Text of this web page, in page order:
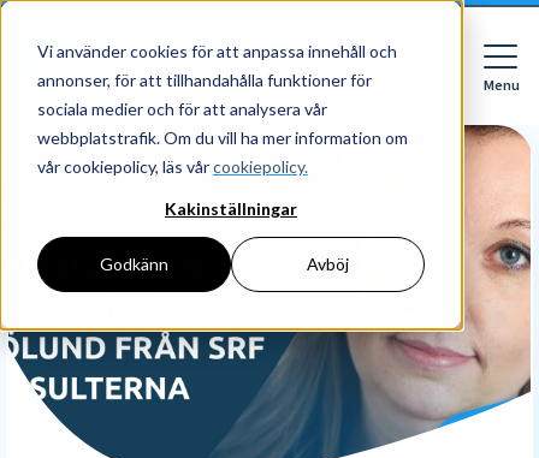
Vi använder cookies för att anpassa innehåll och
annonser, för att tillhandahålla funktioner för
sociala medier och för att analysera vår
webbplatstrafik. Om du vill ha mer information om
vår cookiepolicy, läs vårcookiepolicy.
Kakinställningar
Godkänn Avböj
Menu
Close
För vem
Företag
Redovisningsbyrå
Läs mer
Funktioner
Digital mapp
Digital signering
Priser
Upptäck
Resurser